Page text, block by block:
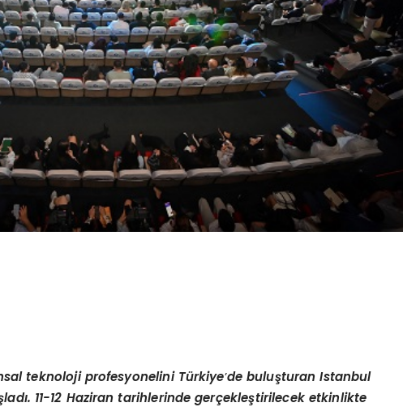
teknoloji profesyonelini Türkiye’de buluşturan Istanbul
11-12 Haziran tarihlerinde gerçekleştirilecek etkinlikte